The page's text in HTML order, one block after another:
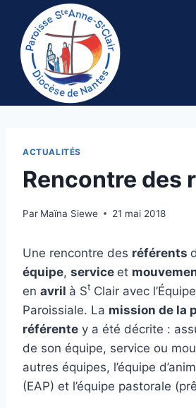
contenu
ACTUALITÉS
Rencontre des
Par Maïna Siewe 21 mai 2018
Une rencontre des référents
équipe, service et
en avril à St Clair avec
Paroissiale. La mission de la
référente y a été décrite :
de son équipe, service ou
autres équipes, l’équipe
(EAP) et l’équipe pastorale